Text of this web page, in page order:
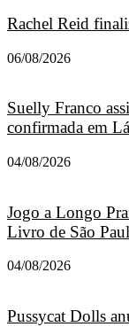
Rachel Reid
06/08/2026
Suelly Franco
confirmada em
04/08/2026
Jogo a Longo
Livro de São
04/08/2026
Pussycat Dolls